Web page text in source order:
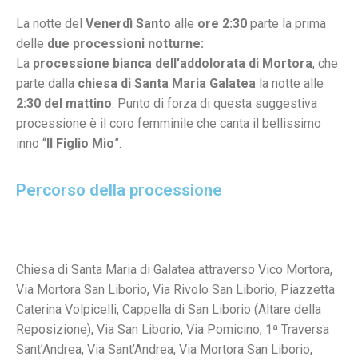
La notte del Venerdì Santo alle ore 2:30 parte la prima
delle due processioni notturne:
La processione bianca dell’addolorata di Mortora, che
parte dalla chiesa di Santa Maria Galatea la notte alle
2:30 del mattino. Punto di forza di questa suggestiva
processione è il coro femminile che canta il bellissimo
inno “Il Figlio Mio”.
Percorso della processione
Chiesa di Santa Maria di Galatea attraverso Vico Mortora,
Via Mortora San Liborio, Via Rivolo San Liborio, Piazzetta
Caterina Volpicelli, Cappella di San Liborio (Altare della
Reposizione), Via San Liborio, Via Pomicino, 1ª Traversa
Sant’Andrea, Via Sant’Andrea, Via Mortora San Liborio,